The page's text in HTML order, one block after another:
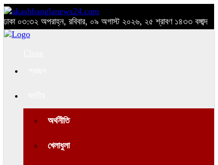
ঢাকা ০৩:৩২ অপরাহ্ন, রবিবার, ০৯ অগাস্ট ২০২৬, ২৫ শ্রাবণ ১৪৩৩ বঙ্গাব্দ
অর্থনীতি
খেলাধুলা